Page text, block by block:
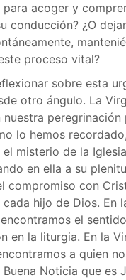
para acoger y
conducción? ¿O
proceso vital?
sobre esta
otro ángulo. La
nuestra peregrinación
lo hemos
misterio de la
en ella a su
compromiso con
hijo de Dios. En
encontramos el
en la liturgia. En la
a quien
Noticia que es